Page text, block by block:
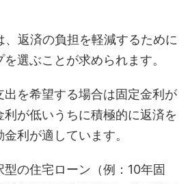
、返済の負担を軽減するために
選ぶことが求められます。
を希望する場合は固定金利が
が低いうちに積極的に返済を
利が適しています。
型の住宅ローン（例：10年固